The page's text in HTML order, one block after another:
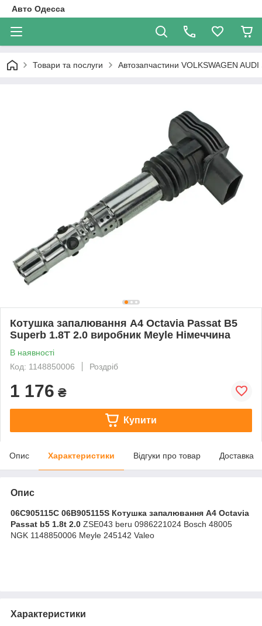
Авто Одесса
Товари та послуги Автозапчастини VOLKSWAGEN AUDI
Котушка запалювання A4 Octavia Passat B5
Superb 1.8T 2.0 виробник Meyle Німеччина
В наявності
Код: 1148850006
Роздріб
1 176 ₴
Купити
Опис Характеристики Відгуки про товар Доставка
Опис
06C905115C 06B905115S Котушка запалювання A4 Octavia
Passat b5 1.8t 2.0 ZSE043 beru 0986221024 Bosch 48005
NGK 1148850006 Meyle 245142 Valeo
Характеристики